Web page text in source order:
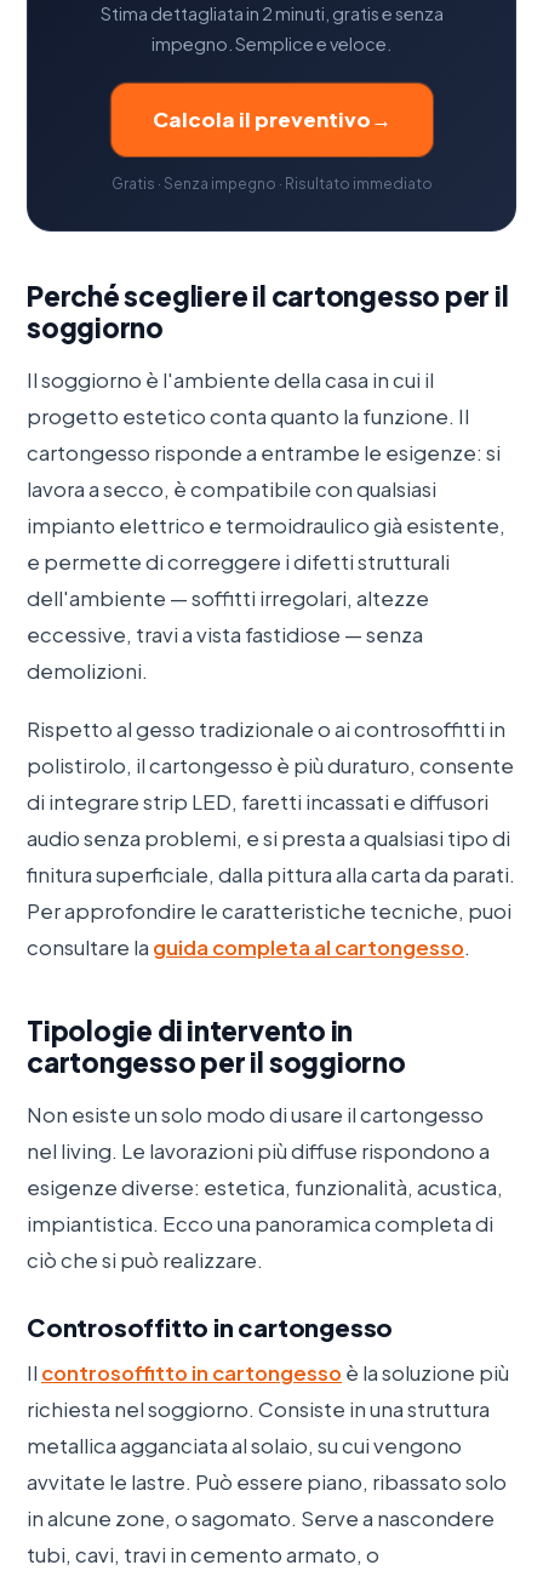
Stima dettagliata in 2 minuti, gratis e senza
impegno. Semplice e veloce.
Calcola il preventivo→
Gratis · Senza impegno · Risultato immediato
Perché scegliere il cartongesso per il
soggiorno
Il soggiorno è l'ambiente della casa in cui il
progetto estetico conta quanto la funzione. Il
cartongesso risponde a entrambe le esigenze: si
lavora a secco, è compatibile con qualsiasi
impianto elettrico e termoidraulico già esistente,
e permette di correggere i difetti strutturali
dell'ambiente — soffitti irregolari, altezze
eccessive, travi a vista fastidiose — senza
demolizioni.
Rispetto al gesso tradizionale o ai controsoffitti in
polistirolo, il cartongesso è più duraturo, consente
di integrare strip LED, faretti incassati e diffusori
audio senza problemi, e si presta a qualsiasi tipo di
finitura superficiale, dalla pittura alla carta da parati.
Per approfondire le caratteristiche tecniche, puoi
consultare la guida completa al cartongesso.
Tipologie di intervento in
cartongesso per il soggiorno
Non esiste un solo modo di usare il cartongesso
nel living. Le lavorazioni più diffuse rispondono a
esigenze diverse: estetica, funzionalità, acustica,
impiantistica. Ecco una panoramica completa di
ciò che si può realizzare.
Controsoffitto in cartongesso
Il controsoffitto in cartongesso è la soluzione più
richiesta nel soggiorno. Consiste in una struttura
metallica agganciata al solaio, su cui vengono
avvitate le lastre. Può essere piano, ribassato solo
in alcune zone, o sagomato. Serve a nascondere
tubi, cavi, travi in cemento armato, o